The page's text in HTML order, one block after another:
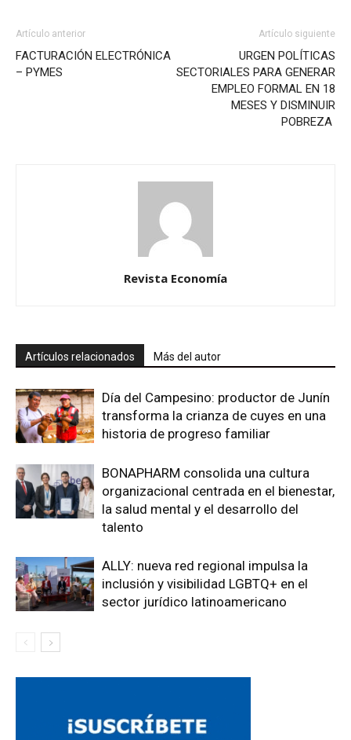
Artículo anterior
FACTURACIÓN ELECTRÓNICA
– PYMES
Artículo siguiente
URGEN POLÍTICAS
SECTORIALES PARA GENERAR
EMPLEO FORMAL EN 18
MESES Y DISMINUIR
POBREZA
Revista Economía
Artículos relacionados Más del autor
Día del Campesino: productor de Junín
transforma la crianza de cuyes en una
historia de progreso familiar
BONAPHARM consolida una cultura
organizacional centrada en el bienestar,
la salud mental y el desarrollo del
talento
ALLY: nueva red regional impulsa la
inclusión y visibilidad LGBTQ+ en el
sector jurídico latinoamericano